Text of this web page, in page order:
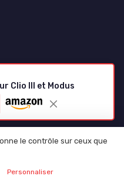
Clio III et Modus
le contrôle sur ceux que
Personnaliser